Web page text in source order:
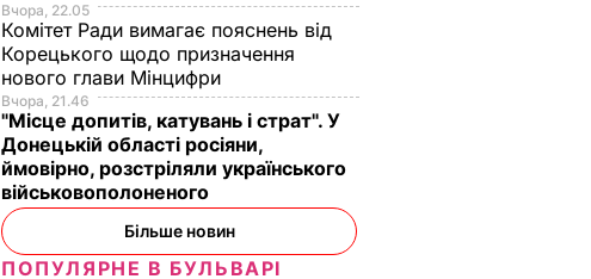
Вчора, 22.05
Комітет Ради вимагає пояснень від
Корецького щодо призначення
нового глави Мінцифри
Вчора, 21.46
"Місце допитів, катувань і страт". У
Донецькій області росіяни,
ймовірно, розстріляли українського
військовополоненого
Більше новин
ПОПУЛЯРНЕ В БУЛЬВАРІ